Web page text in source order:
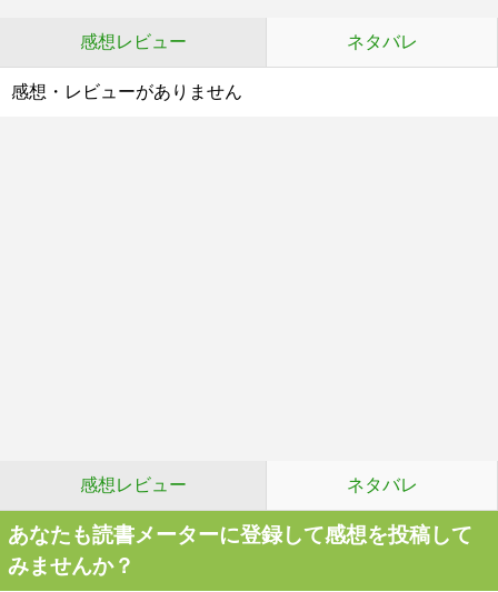
感想レビュー ネタバレ
感想・レビューがありません
感想レビュー ネタバレ
あなたも読書メーターに登録して感想を投稿して
みませんか？